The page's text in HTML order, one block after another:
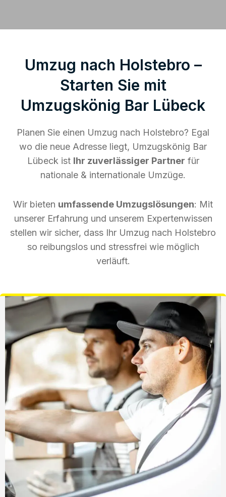
Umzug nach Holstebro –
Starten Sie mit
Umzugskönig Bar Lübeck
Planen Sie einen Umzug nach Holstebro? Egal
wo die neue Adresse liegt, Umzugskönig Bar
Lübeck ist Ihr zuverlässiger Partner für
nationale & internationale Umzüge.
Wir bieten umfassende Umzugslösungen: Mit
unserer Erfahrung und unserem Expertenwissen
stellen wir sicher, dass Ihr Umzug nach Holstebro
so reibungslos und stressfrei wie möglich
verläuft.